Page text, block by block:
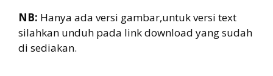
NB: Hanya ada versi gambar,untuk versi text
silahkan unduh pada link download yang sudah
di sediakan.